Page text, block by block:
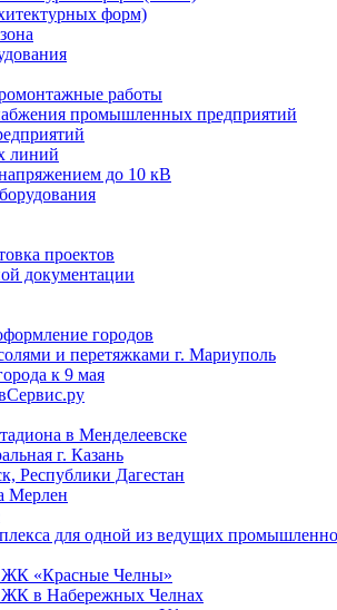
форм)
работы
промышленных предприятий
линий
до 10 кВ
проектов
документации
городов
и перетяжками г. Мариуполь
к 9 мая
в Менделеевске
г. Казань
Республики Дагестан
Мерлен
для одной из ведущих
ЖК «Красные Челны»
ЖК в Набережных Челнах